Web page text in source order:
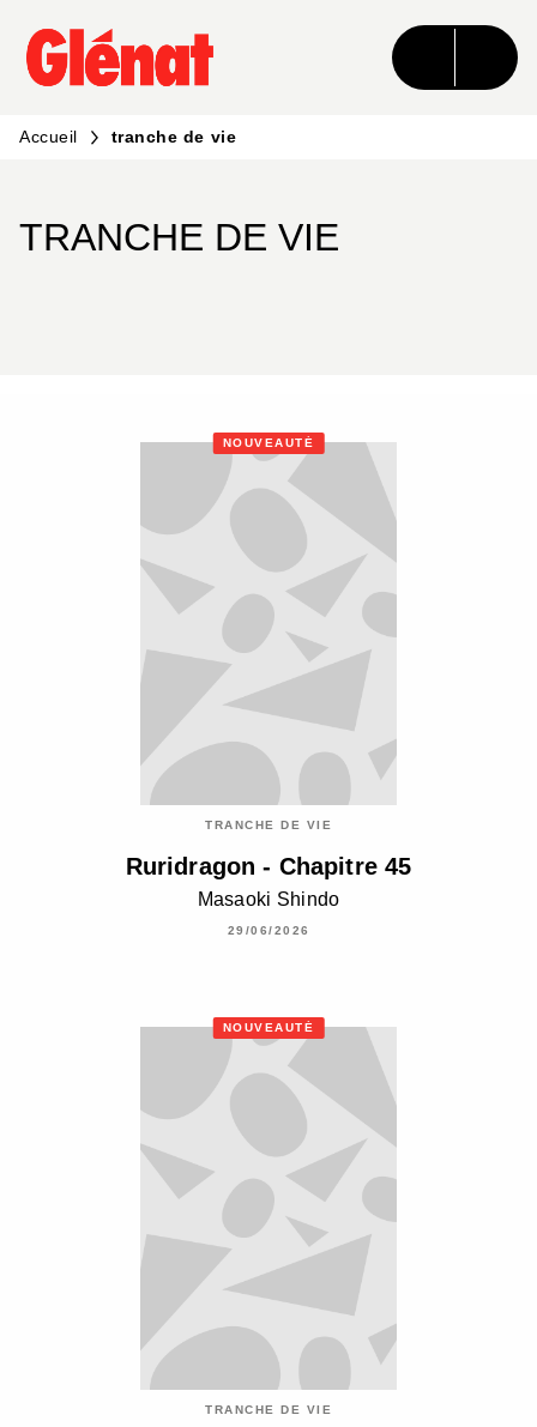
MENU RECHERCHE CONTENU
PIED DE PAGE
Accueil tranche de vie
TRANCHE DE VIE
NOUVEAUTÉ
TRANCHE DE VIE
Ruridragon - Chapitre 45
Masaoki Shindo
29/06/2026
NOUVEAUTÉ
TRANCHE DE VIE